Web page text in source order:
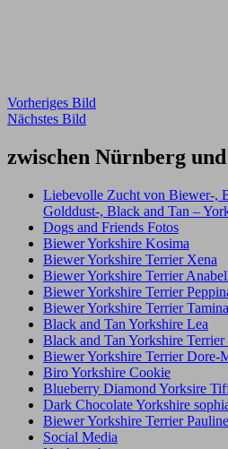
Vorheriges Bild
Nächstes Bild
zwischen Nürnberg
Liebevolle Zucht von Biewer-,
Golddust-, Black and Tan –
Dogs and Friends Fotos
Biewer Yorkshire Kosima
Biewer Yorkshire Terrier Xena
Biewer Yorkshire Terrier
Biewer Yorkshire Terrier
Biewer Yorkshire Terrier Tamina
Black and Tan Yorkshire Lea
Black and Tan Yorkshire
Biewer Yorkshire Terrier Dore-
Biro Yorkshire Cookie
Blueberry Diamond Yorksire
Dark Chocolate Yorkshire
Biewer Yorkshire Terrier Pauline
Social Media